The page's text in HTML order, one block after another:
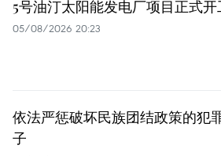
5号油汀太阳能发电厂项目正式开
05/08/2026 20:23
依法严惩破坏民族团结政策的犯
子